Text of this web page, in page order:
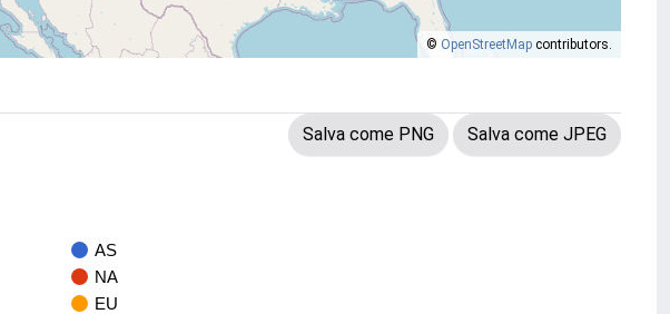
© OpenStreetMap contributors.
Salva come PNG Salva come JPEG
AS
NA
EU